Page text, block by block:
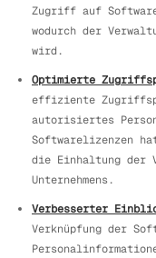
Zugriff auf
wodurch der
wird.
Optimierte
effiziente
autorisiertes
Softwarelizenzen
die Einhaltung der
Unternehmens.
Verbesserter
Verknüpfung der